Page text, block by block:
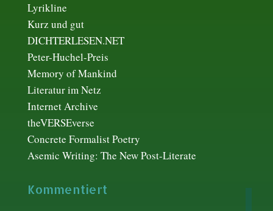
Lyrikline
Kurz und gut
DICHTERLESEN.NET
Peter-Huchel-Preis
Memory of Mankind
Literatur im Netz
Internet Archive
theVERSEverse
Concrete Formalist Poetry
Asemic Writing: The New Post-Literate
Kommentiert